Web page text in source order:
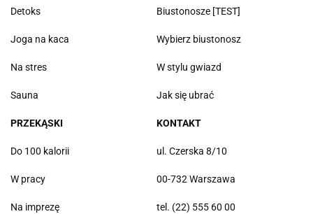
Detoks
Joga na kaca
Na stres
Sauna
Biustonosze [TEST]
Wybierz biustonosz
W stylu gwiazd
Jak się ubrać
PRZEKĄSKI
Do 100 kalorii
W pracy
Na imprezę
KONTAKT
ul. Czerska 8/10
00-732 Warszawa
tel. (22) 555 60 00